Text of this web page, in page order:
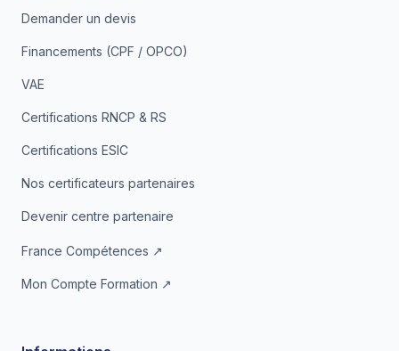
Demander un devis
Financements (CPF / OPCO)
VAE
Certifications RNCP & RS
Certifications ESIC
Nos certificateurs partenaires
Devenir centre partenaire
France Compétences ↗
Mon Compte Formation ↗